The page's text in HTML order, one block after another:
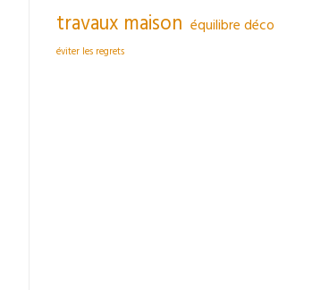
travaux maison équilibre déco
éviter les regrets